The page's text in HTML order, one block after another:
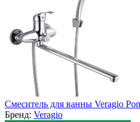
Смеситель для ванны Veragio
Бренд: Veragio